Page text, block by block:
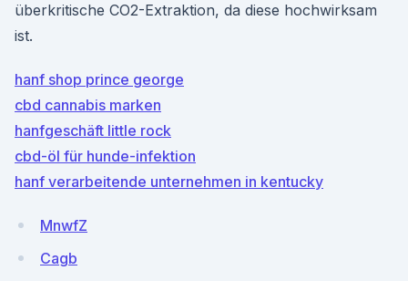
überkritische CO2-Extraktion, da diese hochwirksam
ist.
hanf shop prince george
cbd cannabis marken
hanfgeschäft little rock
cbd-öl für hunde-infektion
hanf verarbeitende unternehmen in kentucky
MnwfZ
Cagb